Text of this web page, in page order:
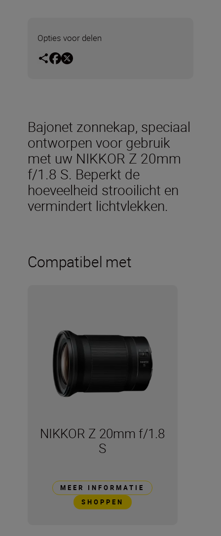
Opties voor delen
Bajonet zonnekap, speciaal
ontworpen voor gebruik
met uw NIKKOR Z 20mm
f/1.8 S. Beperkt de
hoeveelheid strooilicht en
vermindert lichtvlekken.
Compatibel met
NIKKOR Z 20mm f/1.8
S
MEER INFORMATIE
SHOPPEN